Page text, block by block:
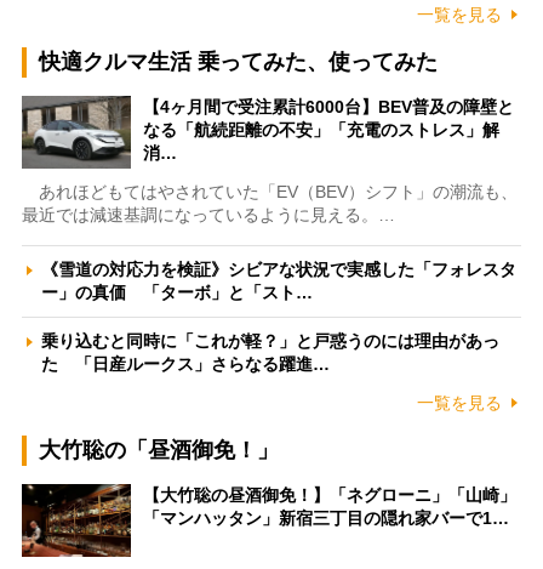
一覧を見る
快適クルマ生活 乗ってみた、使ってみた
【4ヶ月間で受注累計6000台】BEV普及の障壁と
なる「航続距離の不安」「充電のストレス」解
消…
あれほどもてはやされていた「EV（BEV）シフト」の潮流も、
最近では減速基調になっているように見える。…
《雪道の対応力を検証》シビアな状況で実感した「フォレスタ
ー」の真価 「ターボ」と「スト…
乗り込むと同時に「これが軽？」と戸惑うのには理由があっ
た 「日産ルークス」さらなる躍進…
一覧を見る
大竹聡の「昼酒御免！」
【大竹聡の昼酒御免！】「ネグローニ」「山崎」
「マンハッタン」新宿三丁目の隠れ家バーで1…